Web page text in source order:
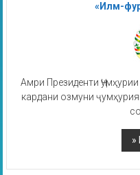
«Илм-
Амри Президенти
кардани озмуни